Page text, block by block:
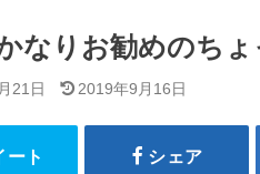
なりお勧めのちょ
21日 2019年9月16日
ート シェア